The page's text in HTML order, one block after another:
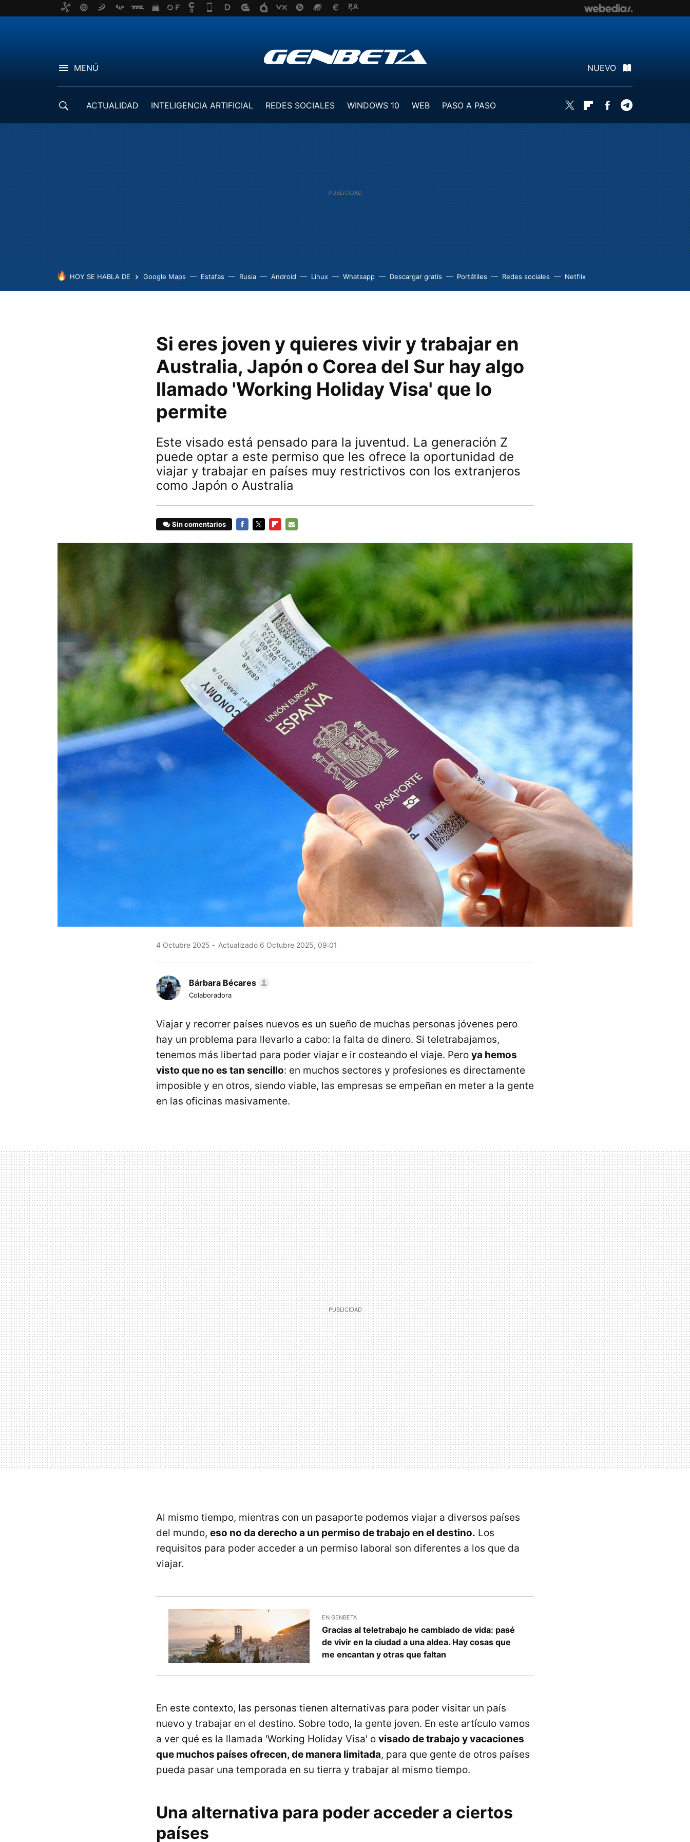
MENÚ NUEVO
ACTUALIDAD INTELIGENCIA ARTIFICIAL REDES SOCIALES WINDOWS 10 WEB
PASO A PASO
Twitter FlipboardFacebook
HOY SE HABLA DE Google Maps Estafas Rusia Android Linux Whatsapp Descargar gratis Portátiles Redes sociales Netflix
Si eres joven y quieres vivir y trabajar en
Australia, Japón o Corea del Sur hay algo
llamado 'Working Holiday Visa' que lo
permite
Este visado está pensado para la juventud. La generación Z
puede optar a este permiso que les ofrece la oportunidad de
viajar y trabajar en países muy restrictivos con los extranjeros
como Japón o Australia
Sin comentarios
4 Octubre 2025 Actualizado 6 Octubre 2025, 09:01
Bárbara Bécares
Colaboradora
Viajar y recorrer países nuevos es un sueño de muchas personas jóvenes pero
hay un problema para llevarlo a cabo: la falta de dinero. Si teletrabajamos,
tenemos más libertad para poder viajar e ir costeando el viaje. Pero ya hemos
visto que no es tan sencillo: en muchos sectores y profesiones es directamente
imposible y en otros, siendo viable, las empresas se empeñan en meter a la gente
en las oficinas masivamente.
Al mismo tiempo, mientras con un pasaporte podemos viajar a diversos países
del mundo, eso no da derecho a un permiso de trabajo en el destino. Los
requisitos para poder acceder a un permiso laboral son diferentes a los que da
viajar.
EN GENBETA
Gracias al teletrabajo he cambiado de vida: pasé
de vivir en la ciudad a una aldea. Hay cosas que
me encantan y otras que faltan
En este contexto, las personas tienen alternativas para poder visitar un país
nuevo y trabajar en el destino. Sobre todo, la gente joven. En este artículo vamos
a ver qué es la llamada 'Working Holiday Visa' o visado de trabajo y vacaciones
que muchos países ofrecen, de manera limitada, para que gente de otros países
pueda pasar una temporada en su tierra y trabajar al mismo tiempo.
Una alternativa para poder acceder a ciertos
países